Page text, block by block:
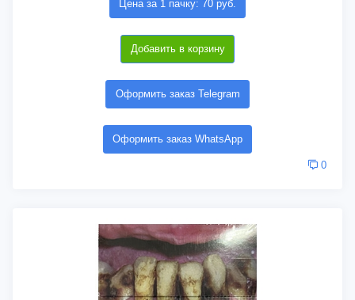
Цена за 1 пачку: 70 руб.
Добавить в корзину
Оформить заказ Telegram
Оформить заказ WhatsApp
0